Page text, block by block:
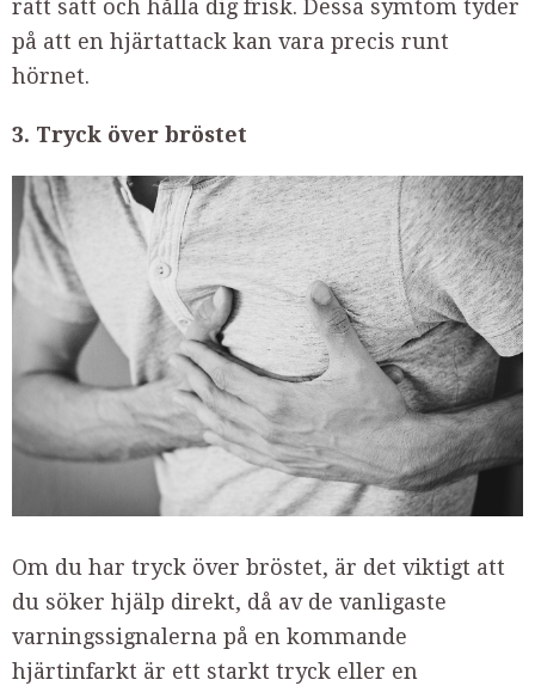
rätt sätt och hålla dig frisk. Dessa symtom tyder
på att en hjärtattack kan vara precis runt
hörnet.
3. Tryck över bröstet
Om du har tryck över bröstet, är det viktigt att
du söker hjälp direkt, då av de vanligaste
varningssignalerna på en kommande
hjärtinfarkt är ett starkt tryck eller en